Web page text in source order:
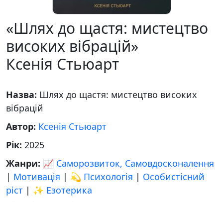
«Шлях до щастя: мистецтво
високих вібрацій»
Ксенія Стьюарт
Назва: Шлях до щастя: мистецтво високих
вібрацій
Автор: Ксенія Стьюарт
Рік: 2025
Жанри: 📈 Саморозвиток, Самовдосконалення
| Мотивація | 💫 Психологія | Особистісний
ріст | ✨ Езотерика